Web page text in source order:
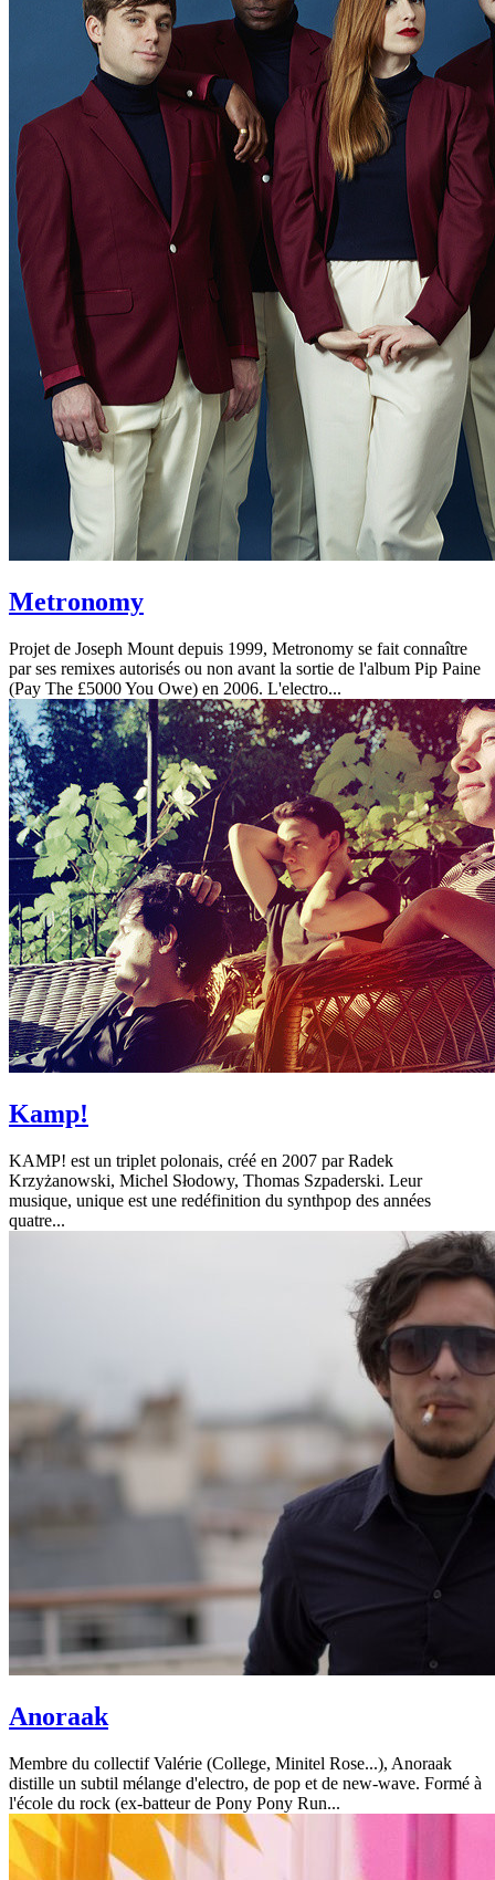
Metronomy
Projet de Joseph Mount depuis 1999, Metronomy se fait connaître
par ses remixes autorisés ou non avant la sortie de l'album Pip Paine
(Pay The £5000 You Owe) en 2006. L'electro...
Kamp!
KAMP! est un triplet polonais, créé en 2007 par Radek
Krzyżanowski, Michel Słodowy, Thomas Szpaderski. Leur
musique, unique est une redéfinition du synthpop des années
quatre...
Anoraak
Membre du collectif Valérie (College, Minitel Rose...), Anoraak
distille un subtil mélange d'electro, de pop et de new-wave. Formé à
l'école du rock (ex-batteur de Pony Pony Run...